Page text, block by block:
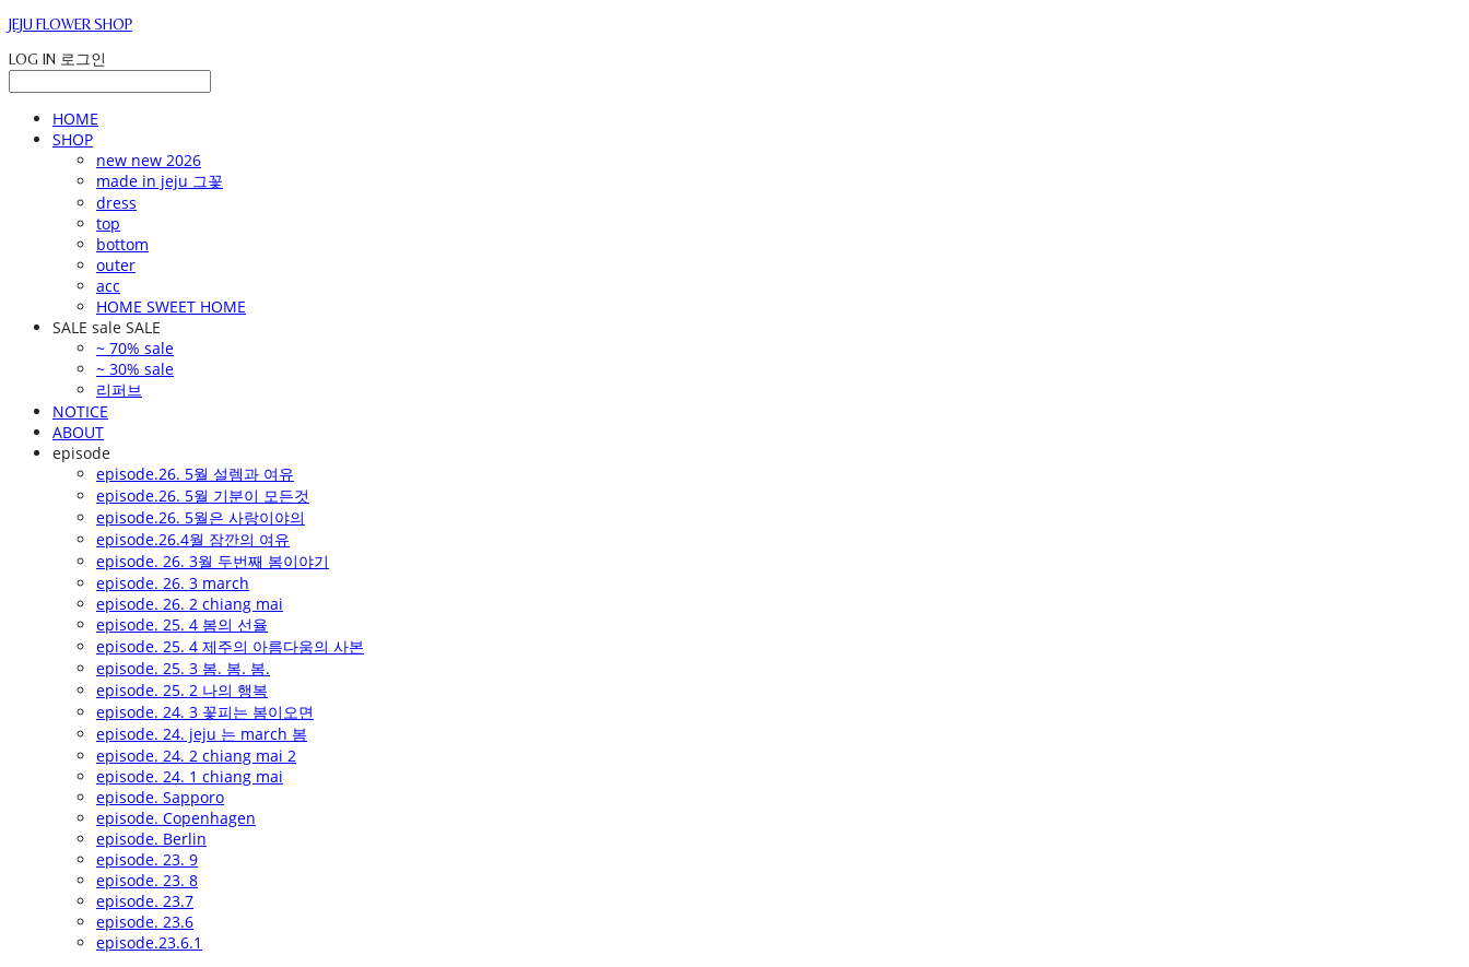
JEJU FLOWER SHOP
LOG IN 로그인
HOME
SHOP
new new 2026
made in jeju 그꽃
dress
top
bottom
outer
acc
HOME SWEET HOME
SALE sale SALE
~ 70% sale
~ 30% sale
리퍼브
NOTICE
ABOUT
episode
episode.26. 5월 설렘과 여유
episode.26. 5월 기분이 모든것
episode.26. 5월은 사랑이야의
episode.26.4월 잠깐의 여유
episode. 26. 3월 두번째 봄이야기
episode. 26. 3 march
episode. 26. 2 chiang mai
episode. 25. 4 봄의 선율
episode. 25. 4 제주의 아름다움의 사본
episode. 25. 3 봄. 봄. 봄.
episode. 25. 2 나의 행복
episode. 24. 3 꽃피는 봄이오면
episode. 24. jeju 는 march 봄
episode. 24. 2 chiang mai 2
episode. 24. 1 chiang mai
episode. Sapporo
episode. Copenhagen
episode. Berlin
episode. 23. 9
episode. 23. 8
episode. 23.7
episode. 23.6
episode.23.6.1